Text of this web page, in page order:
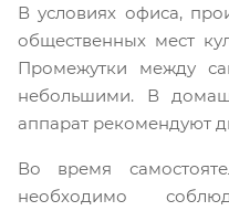
В условиях офиса,
общественных мест
Промежутки между
небольшими. В
аппарат рекомендуют
Во время
необходимо